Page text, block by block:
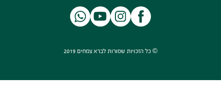
© כל הזכויות שמורות לברא צמחים 2019